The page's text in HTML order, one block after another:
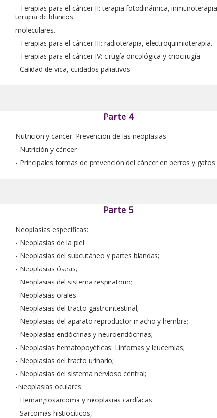
- Terapias para el cáncer II: terapia fotodinámica,
terapia de blancos
moleculares.
- Terapias para el cáncer III: radioterapia, electroquimioterapia.
- Terapias para el cáncer IV: cirugía oncológica y criocirugía
- Calidad de vida, cuidados paliativos
Parte 4
Nutrición y cáncer. Prevención de las neoplasias
- Nutrición y cáncer
- Principales formas de prevención del cáncer en perros y gatos
Parte 5
Neoplasias especificas:
- Neoplasias de la piel
- Neoplasias del subcutáneo y partes blandas;
- Neoplasias óseas;
- Neoplasias del sistema respiratorio;
- Neoplasias orales
- Neoplasias del tracto gastrointestinal;
- Neoplasias del aparato reproductor macho y hembra;
- Neoplasias endócrinas y neuroendócrinas;
- Neoplasias hematopoyéticas: Linfomas y leucemias;
- Neoplasias del tracto urinario;
- Neoplasias del sistema nervioso central;
-Neoplasias oculares
- Hemangiosarcoma y neoplasias cardíacas
- Sarcomas histiocíticos,